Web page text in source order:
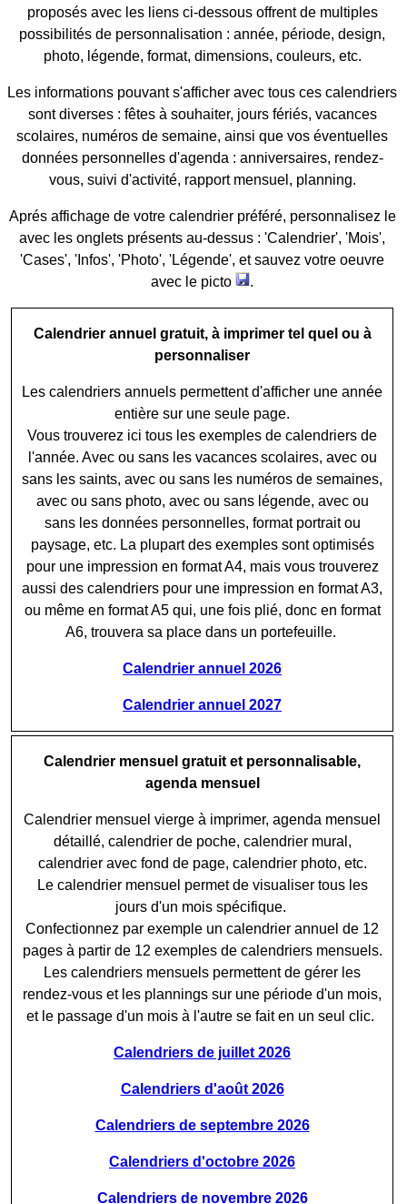
proposés avec les liens ci-dessous offrent de multiples
possibilités de personnalisation : année, période, design,
photo, légende, format, dimensions, couleurs, etc.
Les informations pouvant s'afficher avec tous ces calendriers
sont diverses : fêtes à souhaiter, jours fériés, vacances
scolaires, numéros de semaine, ainsi que vos éventuelles
données personnelles d'agenda : anniversaires, rendez-
vous, suivi d'activité, rapport mensuel, planning.
Aprés affichage de votre calendrier préféré, personnalisez le
avec les onglets présents au-dessus : 'Calendrier', 'Mois',
'Cases', 'Infos', 'Photo', 'Légende', et sauvez votre oeuvre
avec le picto
.
Calendrier annuel gratuit, à imprimer tel quel ou à
personnaliser
Les calendriers annuels permettent d'afficher une année
entière sur une seule page.
Vous trouverez ici tous les exemples de calendriers de
l'année. Avec ou sans les vacances scolaires, avec ou
sans les saints, avec ou sans les numéros de semaines,
avec ou sans photo, avec ou sans légende, avec ou
sans les données personnelles, format portrait ou
paysage, etc. La plupart des exemples sont optimisés
pour une impression en format A4, mais vous trouverez
aussi des calendriers pour une impression en format A3,
ou même en format A5 qui, une fois plié, donc en format
A6, trouvera sa place dans un portefeuille.
Calendrier annuel 2026
Calendrier annuel 2027
Calendrier mensuel gratuit et personnalisable,
agenda mensuel
Calendrier mensuel vierge à imprimer, agenda mensuel
détaillé, calendrier de poche, calendrier mural,
calendrier avec fond de page, calendrier photo, etc.
Le calendrier mensuel permet de visualiser tous les
jours d'un mois spécifique.
Confectionnez par exemple un calendrier annuel de 12
pages à partir de 12 exemples de calendriers mensuels.
Les calendriers mensuels permettent de gérer les
rendez-vous et les plannings sur une période d'un mois,
et le passage d'un mois à l'autre se fait en un seul clic.
Calendriers de juillet 2026
Calendriers d'août 2026
Calendriers de septembre 2026
Calendriers d'octobre 2026
Calendriers de novembre 2026